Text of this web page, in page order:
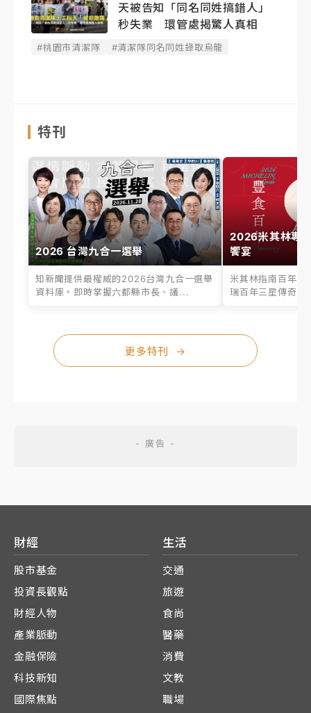
天被告知「同名同姓搞錯人」
秒失業 環管處揭驚人真相
#桃園市清潔隊 #清潔隊同名同姓錄取烏龍
特刊
2026 台灣九合一選舉
知新聞提供最權威的2026台灣九合一選舉
資料庫。即時掌握六都縣市長、議...
2026米其林專
饗宴
米其林指南百年之
瑞百年三星傳奇、
更多特刊 →
財經
股市基金
投資長觀點
財經人物
產業脈動
金融保險
科技新知
國際焦點
生活
交通
旅遊
食尚
醫藥
消費
文教
職場